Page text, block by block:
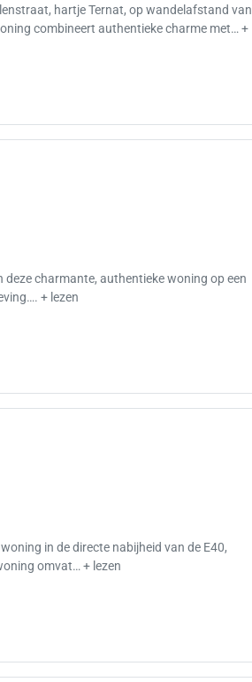
hartje Ternat, op wandelafstand van
combineert authentieke charme met… +
charmante, authentieke woning op een
+ lezen
in de directe nabijheid van de E40,
omvat… + lezen